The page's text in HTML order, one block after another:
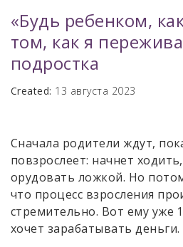
«Будь ребенком,
том, как я
подростка
Created: 13 августа 2023
Сначала родители ждут,
повзрослеет: начнет
орудовать ложкой. Но
что процесс взросления
стремительно. Вот ему уже
хочет зарабатывать деньги.